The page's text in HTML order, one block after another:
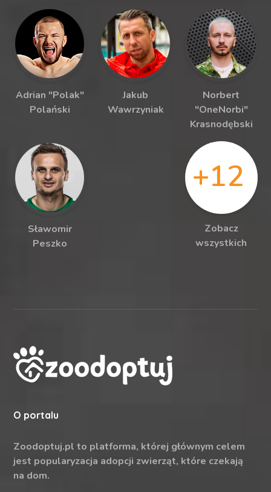
Adrian "Polak"
Polański
Jakub
Wawrzyniak
Norbert
"OneNorbi"
Krasnodębski
Sławomir
Peszko
+12
Zobacz
wszystkich
O portalu
Zoodoptuj.pl to platforma, której głównym celem
jest popularyzacja adopcji zwierząt, które czekają
na dom.